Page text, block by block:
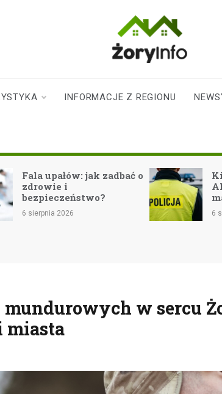
mieszkańców
Żor
INFORMACJE Z REGIONU
Fala upałów: jak zadbać o
zdrowie i
bezpieczeństwo?
6 sierpnia 2026 6
w sercu
miasta